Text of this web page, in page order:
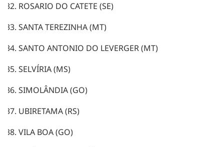
ROSARIO DO CATETE (SE)
SANTA TEREZINHA (MT)
SANTO ANTONIO DO LEVERGER (MT)
SELVÍRIA (MS)
SIMOLÂNDIA (GO)
UBIRETAMA (RS)
VILA BOA (GO)